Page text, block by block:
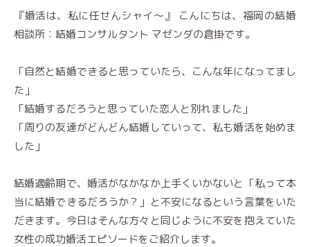
『婚活は、私に任せんシャイ～』 こんにちは、福岡の結婚
相談所：結婚コンサルタント マゼンダの倉掛です。
「自然と結婚できると思っていたら、こんな年になってまし
た」
「結婚するだろうと思っていた恋人と別れました」
「周りの友達がどんどん結婚していって、私も婚活を始めま
した」
結婚適齢期で、婚活がなかなか上手くいかないと「私って本
当に結婚できるだろうか？」と不安になるという言葉をいた
だきます。今日はそんな方々と同じように不安を抱えていた
女性の成功婚活エピソードをご紹介します。